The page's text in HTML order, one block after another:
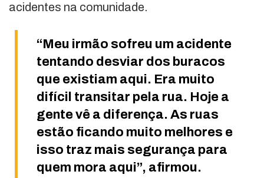
acidentes na comunidade.
“Meu irmão sofreu um acidente
tentando desviar dos buracos
que existiam aqui. Era muito
difícil transitar pela rua. Hoje a
gente vê a diferença. As ruas
estão ficando muito melhores e
isso traz mais segurança para
quem mora aqui”, afirmou.